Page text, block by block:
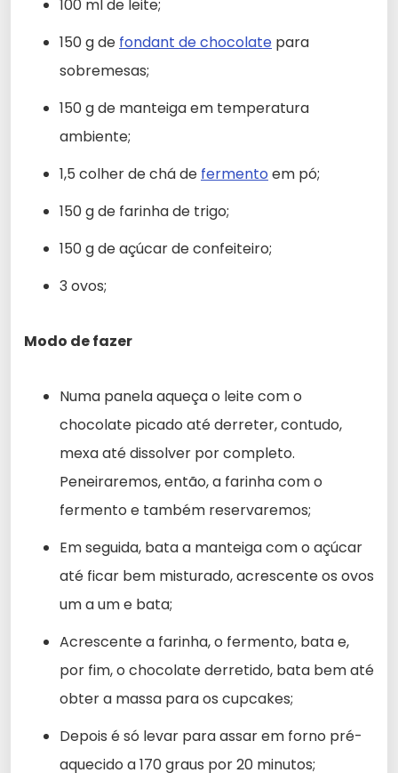
100 ml de leite;
150 g de fondant de chocolate para
sobremesas;
150 g de manteiga em temperatura
ambiente;
1,5 colher de chá de fermento em pó;
150 g de farinha de trigo;
150 g de açúcar de confeiteiro;
3 ovos;
Modo de fazer
Numa panela aqueça o leite com o
chocolate picado até derreter, contudo,
mexa até dissolver por completo.
Peneiraremos, então, a farinha com o
fermento e também reservaremos;
Em seguida, bata a manteiga com o açúcar
até ficar bem misturado, acrescente os ovos
um a um e bata;
Acrescente a farinha, o fermento, bata e,
por fim, o chocolate derretido, bata bem até
obter a massa para os cupcakes;
Depois é só levar para assar em forno pré-
aquecido a 170 graus por 20 minutos;